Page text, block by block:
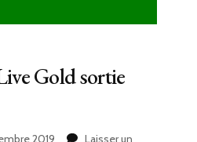
Gold sortie
2019
Laisser un